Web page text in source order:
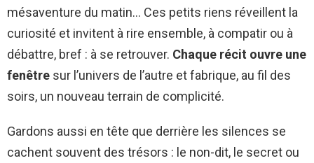
mésaventure du matin… Ces petits riens réveillent la
curiosité et invitent à rire ensemble, à compatir ou à
débattre, bref : à se retrouver. Chaque récit ouvre une
fenêtre sur l’univers de l’autre et fabrique, au fil des
soirs, un nouveau terrain de complicité.
Gardons aussi en tête que derrière les silences se
cachent souvent des trésors : le non-dit, le secret ou